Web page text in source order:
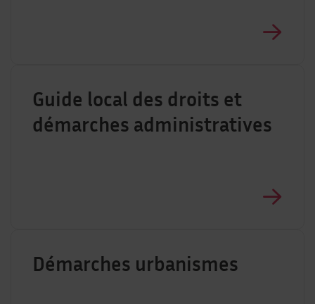
Guide local des droits et
démarches administratives
Démarches urbanismes